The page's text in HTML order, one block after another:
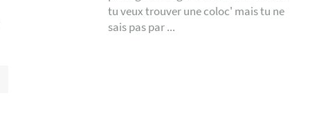
tu veux trouver une coloc' mais tu ne
sais pas par ...